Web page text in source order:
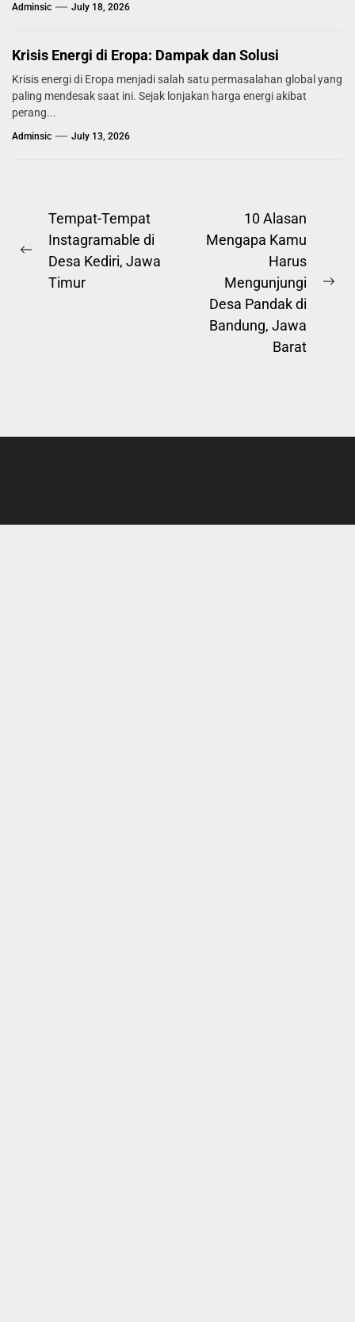
Adminsic July 18, 2026
Krisis Energi di Eropa: Dampak dan Solusi
Krisis energi di Eropa menjadi salah satu permasalahan global yang
paling mendesak saat ini. Sejak lonjakan harga energi akibat
perang...
Adminsic July 13, 2026
Post
navigation
Previous
post:
Tempat-Tempat
Instagramable di
Desa Kediri, Jawa
Timur
10 Alasan
Mengapa Kamu
Harus
Mengunjungi
Desa Pandak di
Bandung, Jawa
Barat